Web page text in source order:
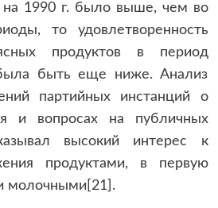
на 1990 г. было выше, чем во
то удовлетворенность
продуктов в период
быть еще ниже. Анализ
партийных инстанций о
и вопросах на публичных
высокий интерес к
продуктами, в первую
молочными[21].